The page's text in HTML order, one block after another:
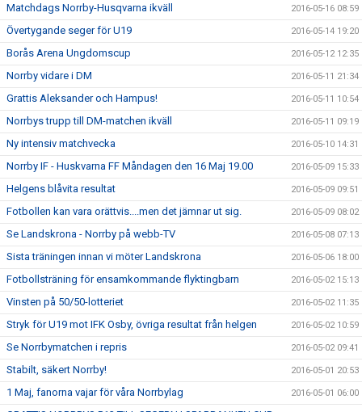
Matchdags Norrby-Husqvarna ikväll 2016-05-16 08:59
Övertygande seger för U19 2016-05-14 19:20
Borås Arena Ungdomscup 2016-05-12 12:35
Norrby vidare i DM 2016-05-11 21:34
Grattis Aleksander och Hampus! 2016-05-11 10:54
Norrbys trupp till DM-matchen ikväll 2016-05-11 09:19
Ny intensiv matchvecka 2016-05-10 14:31
Norrby IF - Huskvarna FF Måndagen den 16 Maj 19.00 2016-05-09 15:33
Helgens blåvita resultat 2016-05-09 09:51
Fotbollen kan vara orättvis....men det jämnar ut sig. 2016-05-09 08:02
Se Landskrona - Norrby på webb-TV 2016-05-08 07:13
Sista träningen innan vi möter Landskrona 2016-05-06 18:00
Fotbollsträning för ensamkommande flyktingbarn 2016-05-02 15:13
Vinsten på 50/50-lotteriet 2016-05-02 11:35
Stryk för U19 mot IFK Osby, övriga resultat från helgen 2016-05-02 10:59
Se Norrbymatchen i repris 2016-05-02 09:41
Stabilt, säkert Norrby! 2016-05-01 20:53
1 Maj, fanorna vajar för våra Norrbylag 2016-05-01 06:00